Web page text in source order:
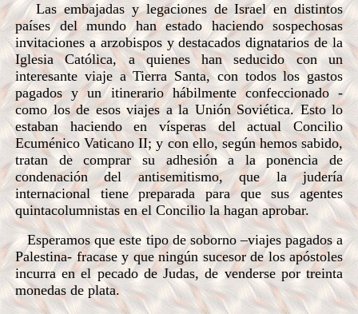
Las embajadas y legaciones de Israel en distintos
países del mundo han estado haciendo sospechosas
invitaciones a arzobispos y destacados dignatarios de la
Iglesia Católica, a quienes han seducido con un
interesante viaje a Tierra Santa, con todos los gastos
pagados y un itinerario hábilmente confeccionado -
como los de esos viajes a la Unión Soviética. Esto lo
estaban haciendo en vísperas del actual Concilio
Ecuménico Vaticano II; y con ello, según hemos sabido,
tratan de comprar su adhesión a la ponencia de
condenación del antisemitismo, que la judería
internacional tiene preparada para que sus agentes
quintacolumnistas en el Concilio la hagan aprobar.
Esperamos que este tipo de soborno –viajes pagados a
Palestina- fracase y que ningún sucesor de los apóstoles
incurra en el pecado de Judas, de venderse por treinta
monedas de plata.